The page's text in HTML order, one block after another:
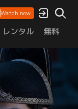
Watch now
レンタル 無料